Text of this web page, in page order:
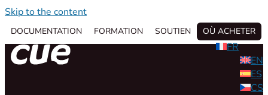
Skip to the content
DOCUMENTATION FORMATION SOUTIEN OÙ ACHETER
FR
EN
ES
CS